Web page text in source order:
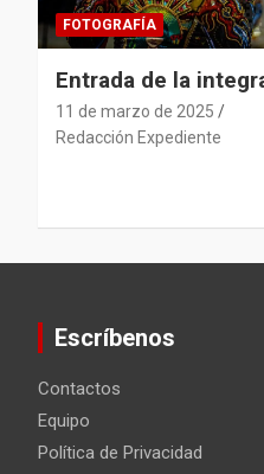
FOTOGRAFÍA
Entrada de la
11 de marzo de 2025
Redacción Expediente
Escríbenos
Contactos
Equipo
Política de Privacidad